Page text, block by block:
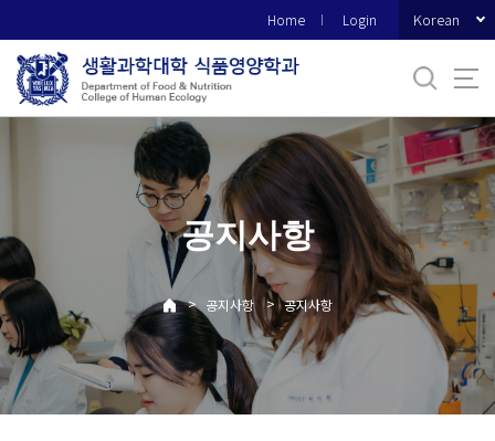
로
메
Home Login Korean
공지사항
> 공지사항 > 공지사항